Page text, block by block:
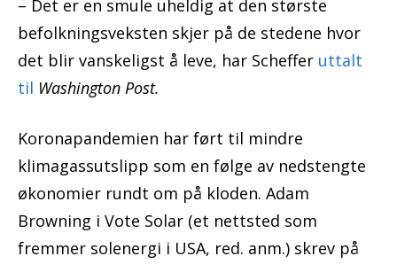
– Det er en smule uheldig at den største
befolkningsveksten skjer på de stedene hvor
det blir vanskeligst å leve, har Scheffer uttalt
til Washington Post.
Koronapandemien har ført til mindre
klimagassutslipp som en følge av nedstengte
økonomier rundt om på kloden. Adam
Browning i Vote Solar (et nettsted som
fremmer solenergi i USA, red. anm.) skrev på